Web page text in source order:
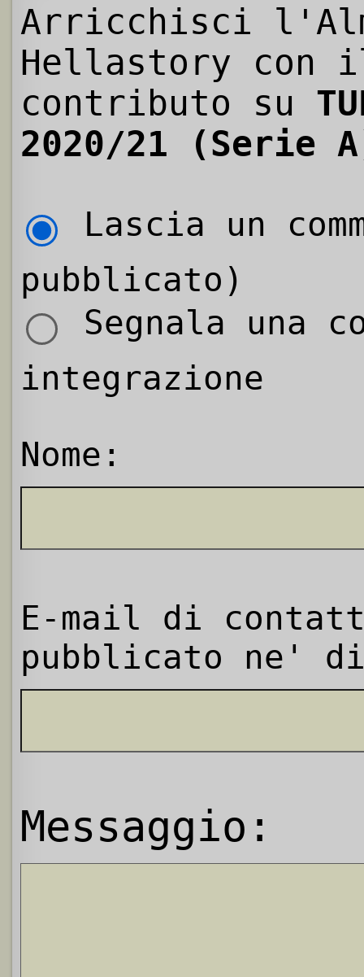
Arricchisci
Hellastory con
contributo su
2020/21 (Serie
Lascia un
pubblicato)
Segnala una
integrazione
Nome:
E-mail di
pubblicato ne'
Messaggio: